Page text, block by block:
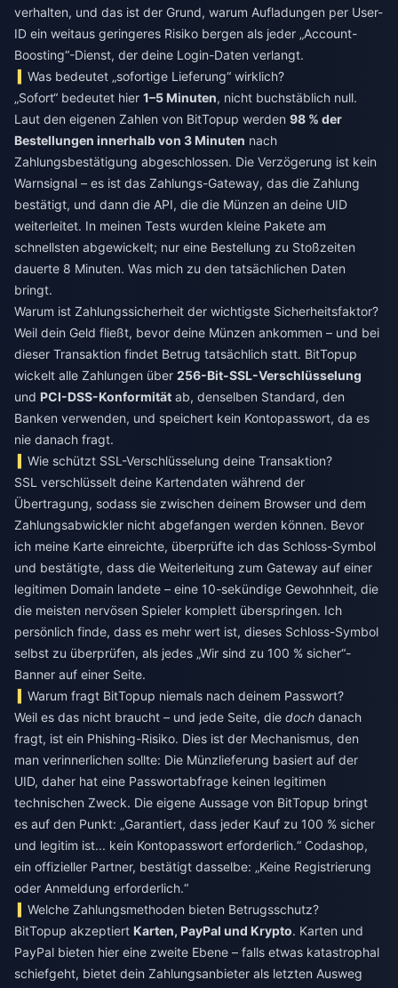
verhalten, und das ist der Grund, warum Aufladungen per User-
ID ein weitaus geringeres Risiko bergen als jeder „Account-
Boosting“-Dienst, der deine Login-Daten verlangt.
Was bedeutet „sofortige Lieferung“ wirklich?
„Sofort“ bedeutet hier 1–5 Minuten, nicht buchstäblich null.
Laut den eigenen Zahlen von BitTopup werden 98 % der
Bestellungen innerhalb von 3 Minuten nach
Zahlungsbestätigung abgeschlossen. Die Verzögerung ist kein
Warnsignal – es ist das Zahlungs-Gateway, das die Zahlung
bestätigt, und dann die API, die die Münzen an deine UID
weiterleitet. In meinen Tests wurden kleine Pakete am
schnellsten abgewickelt; nur eine Bestellung zu Stoßzeiten
dauerte 8 Minuten. Was mich zu den tatsächlichen Daten
bringt.
Warum ist Zahlungssicherheit der wichtigste Sicherheitsfaktor?
Weil dein Geld fließt, bevor deine Münzen ankommen – und bei
dieser Transaktion findet Betrug tatsächlich statt. BitTopup
wickelt alle Zahlungen über 256-Bit-SSL-Verschlüsselung
und PCI-DSS-Konformität ab, denselben Standard, den
Banken verwenden, und speichert kein Kontopasswort, da es
nie danach fragt.
Wie schützt SSL-Verschlüsselung deine Transaktion?
SSL verschlüsselt deine Kartendaten während der
Übertragung, sodass sie zwischen deinem Browser und dem
Zahlungsabwickler nicht abgefangen werden können. Bevor
ich meine Karte einreichte, überprüfte ich das Schloss-Symbol
und bestätigte, dass die Weiterleitung zum Gateway auf einer
legitimen Domain landete – eine 10-sekündige Gewohnheit, die
die meisten nervösen Spieler komplett überspringen. Ich
persönlich finde, dass es mehr wert ist, dieses Schloss-Symbol
selbst zu überprüfen, als jedes „Wir sind zu 100 % sicher“-
Banner auf einer Seite.
Warum fragt BitTopup niemals nach deinem Passwort?
Weil es das nicht braucht – und jede Seite, die doch danach
fragt, ist ein Phishing-Risiko. Dies ist der Mechanismus, den
man verinnerlichen sollte: Die Münzlieferung basiert auf der
UID, daher hat eine Passwortabfrage keinen legitimen
technischen Zweck. Die eigene Aussage von BitTopup bringt
es auf den Punkt: „Garantiert, dass jeder Kauf zu 100 % sicher
und legitim ist... kein Kontopasswort erforderlich.“ Codashop,
ein offizieller Partner, bestätigt dasselbe: „Keine Registrierung
oder Anmeldung erforderlich.“
Welche Zahlungsmethoden bieten Betrugsschutz?
BitTopup akzeptiert Karten, PayPal und Krypto. Karten und
PayPal bieten hier eine zweite Ebene – falls etwas katastrophal
schiefgeht, bietet dein Zahlungsanbieter als letzten Ausweg